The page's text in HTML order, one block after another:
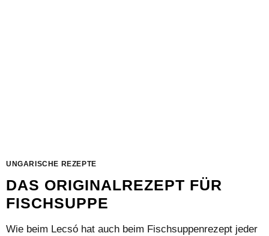
UNGARISCHE REZEPTE
DAS ORIGINALREZEPT FÜR
FISCHSUPPE
Wie beim Lecsó hat auch beim Fischsuppenrezept jeder